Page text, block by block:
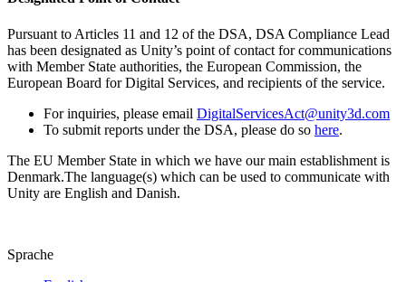
Pursuant to Articles 11 and 12 of the DSA, DSA Compliance Lead
has been designated as Unity’s point of contact for communications
with Member State authorities, the European Commission, the
European Board for Digital Services, and recipients of the service.
For inquiries, please email DigitalServicesAct@unity3d.com
To submit reports under the DSA, please do so here.
The EU Member State in which we have our main establishment is
Denmark.The language(s) which can be used to communicate with
Unity are English and Danish.
Sprache